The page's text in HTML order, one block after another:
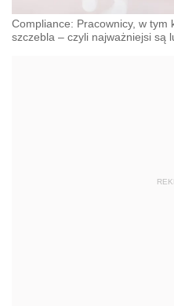
Compliance: Pracownicy, w
szczebla – czyli najważniejsi są